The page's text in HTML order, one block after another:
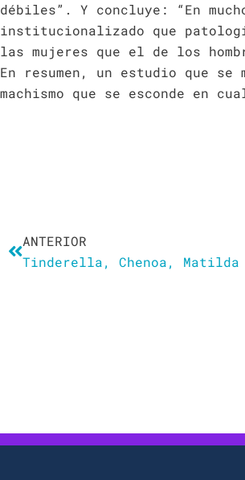
débiles”. Y concluye: “En
institucionalizado que
las mujeres que el de los
En resumen, un estudio que
machismo que se esconde en
ANTERIOR